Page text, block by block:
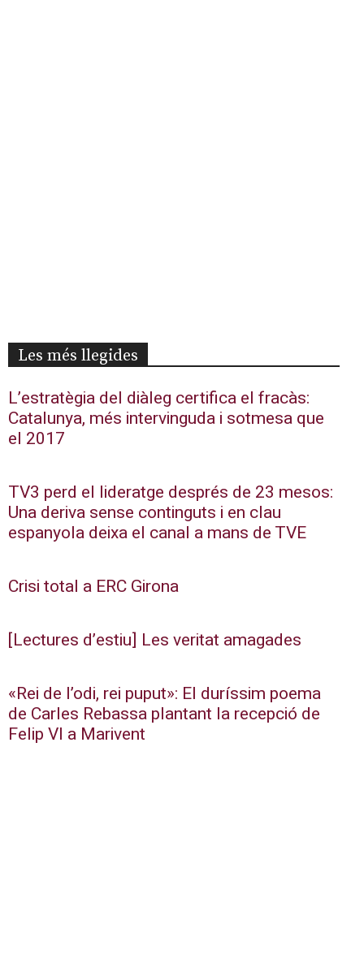
Les més llegides
L’estratègia del diàleg certifica el fracàs:
Catalunya, més intervinguda i sotmesa que
el 2017
TV3 perd el lideratge després de 23 mesos:
Una deriva sense continguts i en clau
espanyola deixa el canal a mans de TVE
Crisi total a ERC Girona
[Lectures d’estiu] Les veritat amagades
«Rei de l’odi, rei puput»: El duríssim poema
de Carles Rebassa plantant la recepció de
Felip VI a Marivent